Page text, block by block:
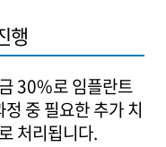
행
30%로 임플란트
중 필요한 추가 치
처리됩니다.